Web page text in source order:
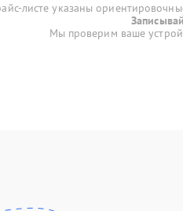
листе указаны
Мы проверим ваше